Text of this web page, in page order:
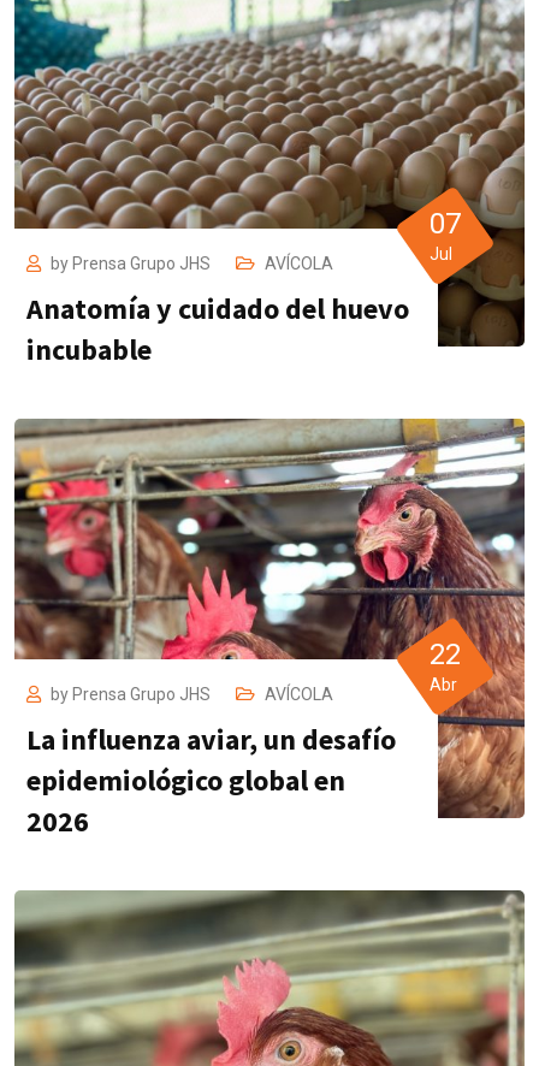
by Prensa Grupo JHS AVÍCOLA
Anatomía y cuidado del huevo
incubable
07
Jul
by Prensa Grupo JHS AVÍCOLA
La influenza aviar, un desafío
epidemiológico global en
2026
22
Abr